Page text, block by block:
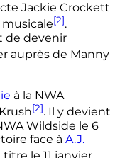
Jackie Crockett
musicale[2].
de devenir
auprès de Manny
à la NWA
[2]. Il y devient
Wildside le 6
face à A.J.